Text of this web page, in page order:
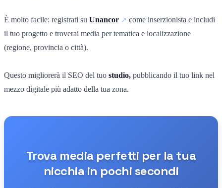
È molto facile: registrati su Unancor
come inserzionista e includi
il tuo progetto e troverai media per tematica e localizzazione
(regione, provincia o città).
Questo migliorerà il SEO del tuo studio, pubblicando il tuo link nel
mezzo digitale più adatto della tua zona.
Trova media perfetti per la tua
nicchia in pochi secondi